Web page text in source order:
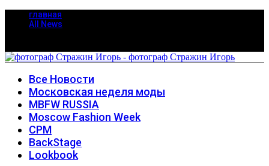
главная
All News
Все Новости
Московская неделя моды
MBFW RUSSIA
Moscow Fashion Week
CPM
BackStage
Lookbook